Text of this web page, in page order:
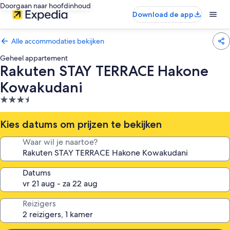
Doorgaan naar hoofdinhoud
Download de app
Alle accommodaties bekijken
Geheel appartement
Rakuten STAY TERRACE Hakone
Kowakudani
3.5-
sterrenaccommodatie
Kies datums om prijzen te bekijken
Waar wil je naartoe?
Datums
Reizigers